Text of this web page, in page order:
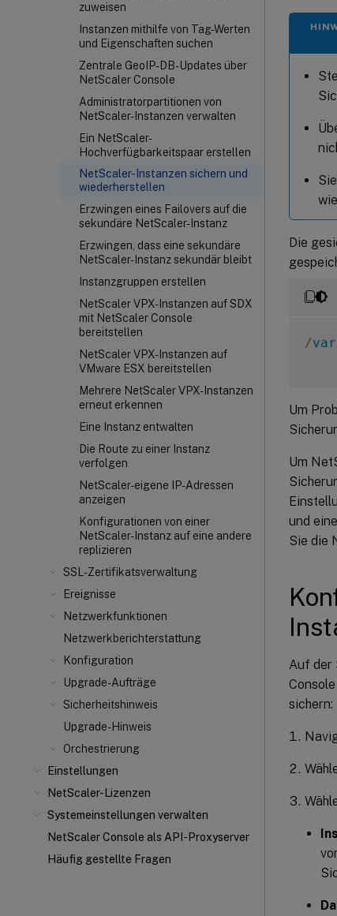
zuweisen
Instanzen mithilfe von Tag-Werten
und Eigenschaften suchen
Zentrale GeoIP-DB-Updates über
NetScaler Console
Administratorpartitionen von
NetScaler-Instanzen verwalten
Ein NetScaler-
Hochverfügbarkeitspaar erstellen
NetScaler-Instanzen sichern und
wiederherstellen
Erzwingen eines Failovers auf die
sekundäre NetScaler-Instanz
Erzwingen, dass eine sekundäre
NetScaler-Instanz sekundär bleibt
Instanzgruppen erstellen
NetScaler VPX-Instanzen auf SDX
mit NetScaler Console
bereitstellen
NetScaler VPX-Instanzen auf
VMware ESX bereitstellen
Mehrere NetScaler VPX-Instanzen
erneut erkennen
Eine Instanz entwalten
Die Route zu einer Instanz
verfolgen
NetScaler-eigene IP-Adressen
anzeigen
Konfigurationen von einer
NetScaler-Instanz auf eine andere
replizieren
SSL-Zertifikatsverwaltung
Ereignisse
Netzwerkfunktionen
Netzwerkberichterstattung
Konfiguration
Upgrade-Aufträge
Sicherheitshinweis
Upgrade-Hinweis
Orchestrierung
Einstellungen
NetScaler-Lizenzen
Systemeinstellungen verwalten
NetScaler Console als API-Proxyserver
Häufig gestellte Fragen
Die
/var
Um
Um
und
Sie die
Auf der
sichern: